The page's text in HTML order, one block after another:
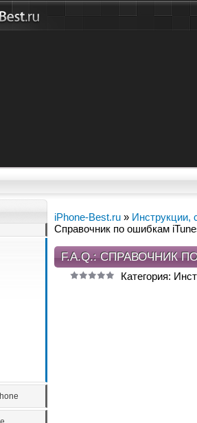
iPhone-Best.ru » Инструкции,
Справочник по ошибкам
F.A.Q.: СПРАВОЧНИК
Категория: